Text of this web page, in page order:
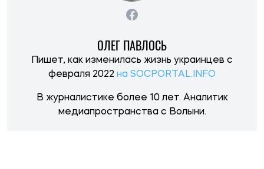
ОЛЕГ ПАВЛОСЬ
Пишет, как изменилась жизнь украинцев с
февраля 2022 на SOCPORTAL.INFO
В журналистике более 10 лет. Аналитик
медиапространства с Волыни.